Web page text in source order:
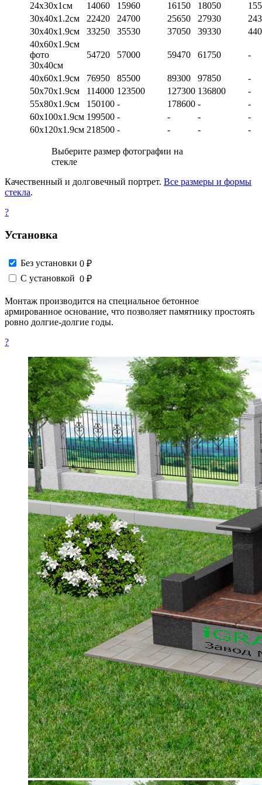
24х30х1см
14060 15960 16150 18050
30х40х1.2см
22420 24700 25650 27930
30х40х1.9см
33250 35530 37050 39330
40х60х1.9см
фото
30х40см
54720 57000 59470 61750 -
40х60х1.9см 76950 85500 89300 97850
-
50х70х1.9см
114000 123500 127300 136800
-
55х80х1.9см
150100 - 178600 -
-
60х100х1.9см 199500 - - -
-
60х120х1.9см 218500 - - - -
Выберите размер фотографии на
стекле
Качественный и долговечный портрет. Все размеры и формы
стекла.
?
Установка
Без установки 0 ₽
С установкой 0 ₽
Монтаж производится на специальное бетонное
армированное основание, что позволяет памятнику простоять
ровно долгие-долгие годы.
?